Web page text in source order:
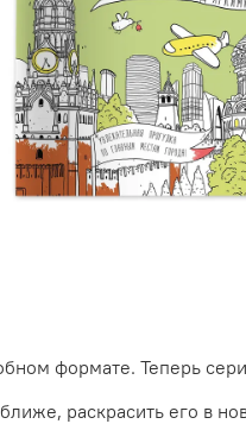
формате. Теперь
раскрасить его в